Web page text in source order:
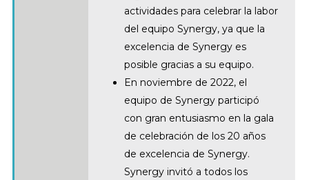
actividades para celebrar la labor
del equipo Synergy, ya que la
excelencia de Synergy es
posible gracias a su equipo.
En noviembre de 2022, el
equipo de Synergy participó
con gran entusiasmo en la gala
de celebración de los 20 años
de excelencia de Synergy.
Synergy invitó a todos los